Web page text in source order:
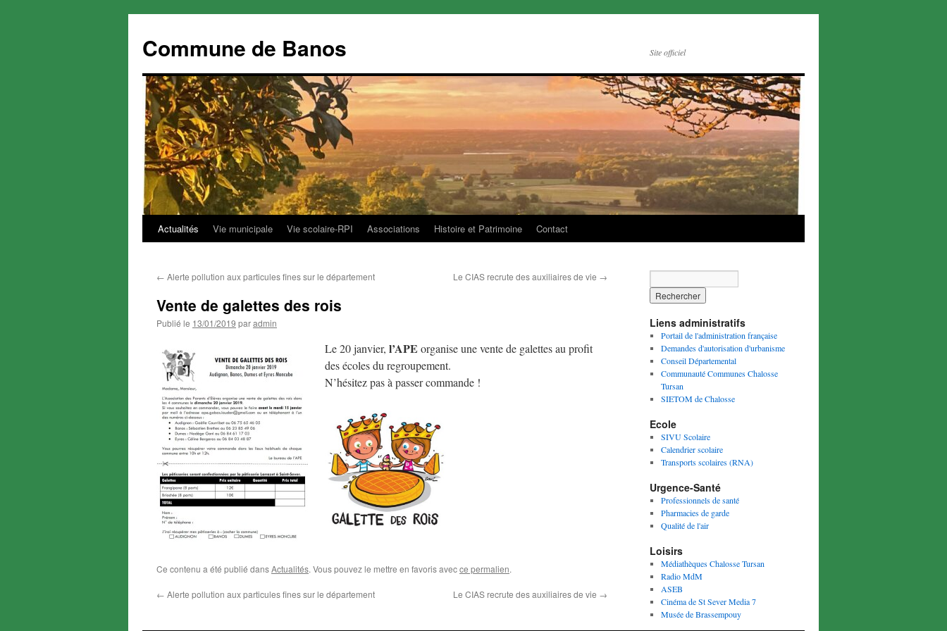
Commune de Banos Site officiel
Aller
contenu
Actualités Vie municipale Vie scolaire-RPI Associations Histoire et Patrimoine Contact
← Alerte pollution aux particules fines sur le département Le CIAS recrute des auxiliaires de vie →
Vente de galettes des rois
Publié le 13/01/2019 paradmin
Le 20 janvier, l’APE organise une vente de galettes au profit
des écoles du regroupement.
N’hésitez pas à passer commande !
Ce contenu a été publié dansActualités. Vous pouvez le mettre en favoris avecce permalien.
← Alerte pollution aux particules fines sur le département Le CIAS recrute des auxiliaires de vie →
Liens administratifs
Portail de l'administration française
Demandes d'autorisation d'urbanisme
Conseil Départemental
Communauté Communes Chalosse
Tursan
SIETOM de Chalosse
Ecole
SIVU Scolaire
Calendrier scolaire
Transports scolaires (RNA)
Urgence-Santé
Professionnels de santé
Pharmacies de garde
Qualité de l'air
Loisirs
Médiathèques Chalosse Tursan
Radio MdM
ASEB
Cinéma de St Sever Media 7
Musée de Brassempouy